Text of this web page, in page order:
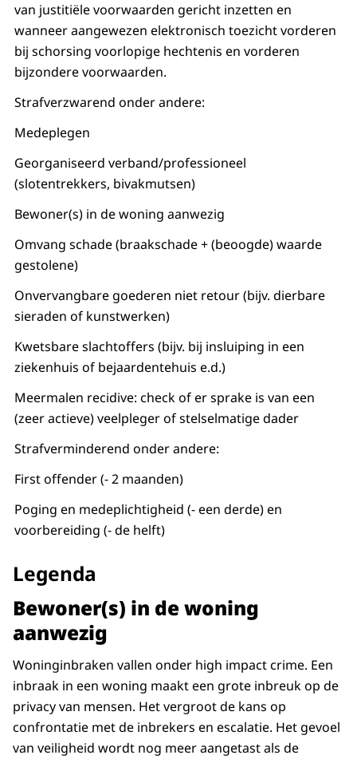
van justitiële voorwaarden gericht inzetten en
wanneer aangewezen elektronisch toezicht vorderen
bij schorsing voorlopige hechtenis en vorderen
bijzondere voorwaarden.
Strafverzwarend onder andere:
Medeplegen
Georganiseerd verband/professioneel
(slotentrekkers, bivakmutsen)
Bewoner(s) in de woning aanwezig
Omvang schade (braakschade + (beoogde) waarde
gestolene)
Onvervangbare goederen niet retour (bijv. dierbare
sieraden of kunstwerken)
Kwetsbare slachtoffers (bijv. bij insluiping in een
ziekenhuis of bejaardentehuis e.d.)
Meermalen recidive: check of er sprake is van een
(zeer actieve) veelpleger of stelselmatige dader
Strafverminderend onder andere:
First offender (- 2 maanden)
Poging en medeplichtigheid (- een derde) en
voorbereiding (- de helft)
Legenda
Bewoner(s) in de woning
aanwezig
Woninginbraken vallen onder high impact crime. Een
inbraak in een woning maakt een grote inbreuk op de
privacy van mensen. Het vergroot de kans op
confrontatie met de inbrekers en escalatie. Het gevoel
van veiligheid wordt nog meer aangetast als de